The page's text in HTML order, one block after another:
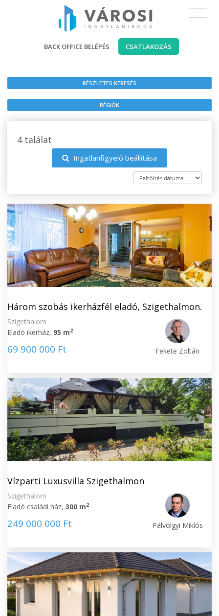
BACK OFFICE BELÉPÉS CSATLAKOZÁS
RÉSZLETES KERESÉS
RÉGIÓK
4 találat
Ingatlanfigyelő beállítása
Három szobás ikerházfél eladó, Szigethalmon.
Szigethalom
Eladó ikerház, 95 m2
69 900 000 Ft Fekete Zoltán
Vízparti Luxusvilla Szigethalmon
Szigethalom
Eladó családi ház, 300 m2
249 000 000 Ft Pálvölgyi Miklós